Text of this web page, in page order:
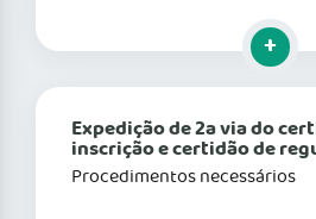
Clique
Expedição de 2a via do
inscrição e certidão de
Procedimentos necessários